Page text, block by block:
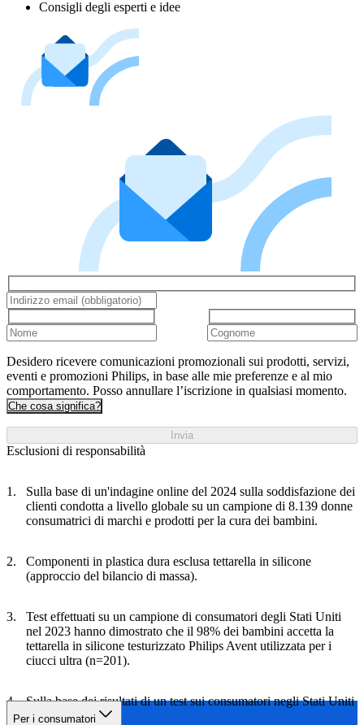
Consigli degli esperti e idee
Desidero ricevere comunicazioni promozionali sui prodotti, servizi,
eventi e promozioni Philips, in base alle mie preferenze e al mio
comportamento. Posso annullare l’iscrizione in qualsiasi momento.
Che cosa significa?
Invia
Esclusioni di responsabilità
Sulla base di un'indagine online del 2024 sulla soddisfazione dei
clienti condotta a livello globale su un campione di 8.139 donne
consumatrici di marchi e prodotti per la cura dei bambini.
Componenti in plastica dura esclusa tettarella in silicone
(approccio del bilancio di massa).
Test effettuati su un campione di consumatori degli Stati Uniti
nel 2023 hanno dimostrato che il 98% dei bambini accetta la
tettarella in silicone testurizzato Philips Avent utilizzata per i
ciucci ultra (n=201).
Sulla base dei risultati di un test sui consumatori negli Stati Uniti
(2023, n=201).
Per i consumatori